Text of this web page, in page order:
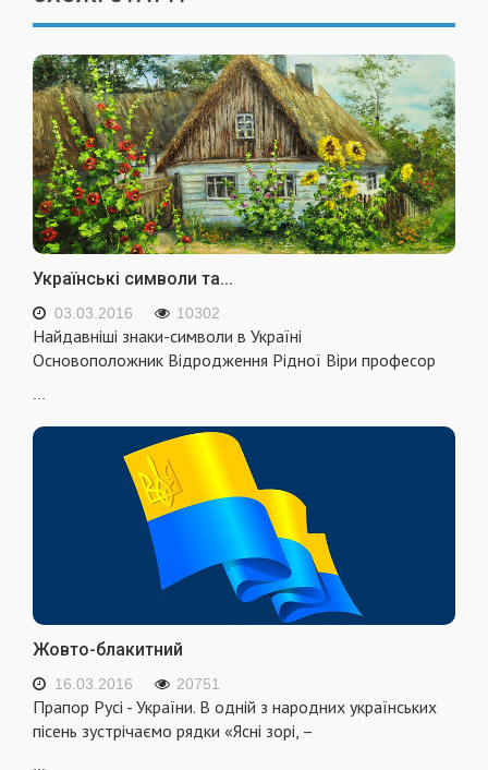
Українські символи та...
03.03.2016 10302
Найдавніші знаки-символи в Україні
Основоположник Відродження Рідної Віри професор
Жовто-блакитний
16.03.2016 20751
Прапор Русі - України. В одній з народних українських
пісень зустрічаємо рядки «Ясні зорі, –